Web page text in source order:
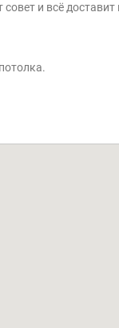
и всё доставит